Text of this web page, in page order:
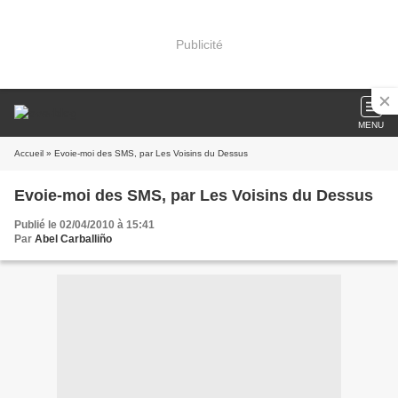
Publicité
MENU
Accueil » Evoie-moi des SMS, par Les Voisins du Dessus
Evoie-moi des SMS, par Les Voisins du Dessus
Publié le 02/04/2010 à 15:41
Par Abel Carballiño